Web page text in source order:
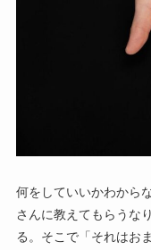
何をしていいかわから
さんに教えてもらうな
る。そこで「それはお